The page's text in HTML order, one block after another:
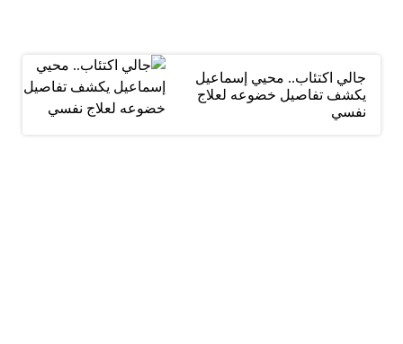
جالي اكتئاب.. محيي إسماعيل
يكشف تفاصيل خضوعه لعلاج
نفسي